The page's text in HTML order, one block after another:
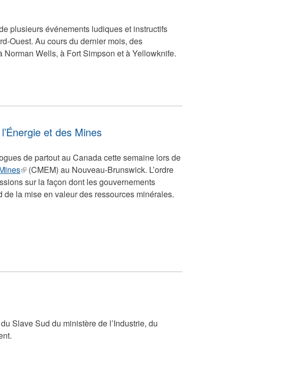
plusieurs événements ludiques et instructifs
Ouest. Au cours du dernier mois, des
Wells, à Fort Simpson et à Yellowknife.
et des Mines
de partout au Canada cette semaine lors de
(link
is
external)
(CMEM) au Nouveau-Brunswick. L’ordre
sur la façon dont les gouvernements
la mise en valeur des ressources minérales.
Slave Sud du ministère de l’Industrie, du